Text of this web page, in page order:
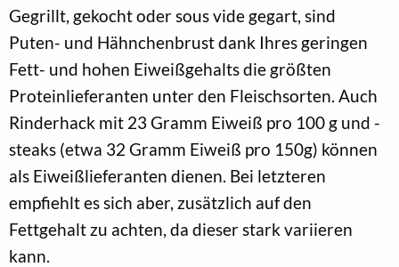
Gegrillt, gekocht oder sous vide gegart, sind
Puten- und Hähnchenbrust dank Ihres geringen
Fett- und hohen Eiweißgehalts die größten
Proteinlieferanten unter den Fleischsorten. Auch
Rinderhack mit 23 Gramm Eiweiß pro 100 g und -
steaks (etwa 32 Gramm Eiweiß pro 150g) können
als Eiweißlieferanten dienen. Bei letzteren
empfiehlt es sich aber, zusätzlich auf den
Fettgehalt zu achten, da dieser stark variieren
kann.